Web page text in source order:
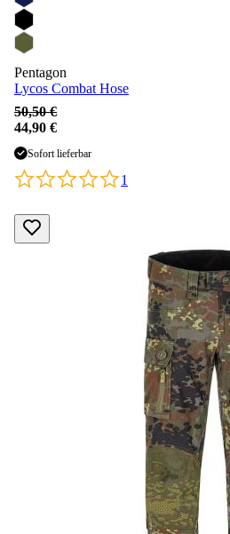
Pentagon
Lycos Combat Hose
50,50 €
44,90 €
Sofort lieferbar
1